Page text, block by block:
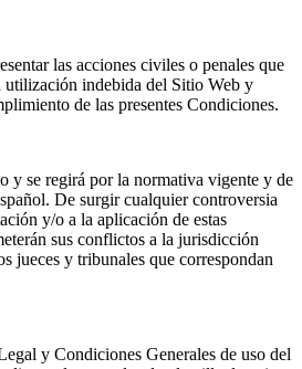
las acciones civiles o penales que
utilización indebida del Sitio Web y
de las presentes Condiciones.
y se regirá por la normativa vigente y de
De surgir cualquier controversia
y/o a la aplicación de estas
sus conflictos a la jurisdicción
jueces y tribunales que correspondan
y Condiciones Generales de uso del